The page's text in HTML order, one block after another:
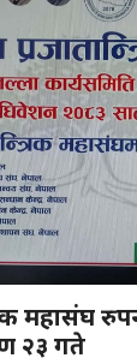
महासंघ
२३ गते